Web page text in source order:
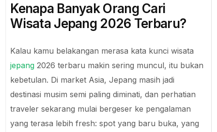
Kenapa Banyak Orang Cari
Wisata Jepang 2026 Terbaru?
Kalau kamu belakangan merasa kata kunci wisata
jepang 2026 terbaru makin sering muncul, itu bukan
kebetulan. Di market Asia, Jepang masih jadi
destinasi musim semi paling diminati, dan perhatian
traveler sekarang mulai bergeser ke pengalaman
yang terasa lebih fresh: spot yang baru buka, yang